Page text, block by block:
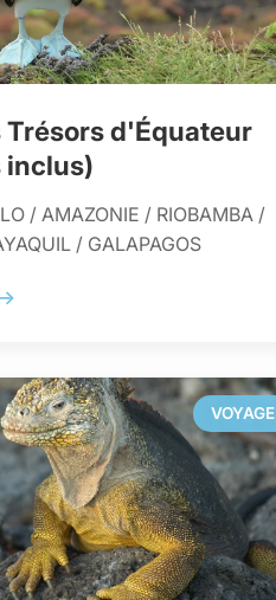
Trésors d'Équateur
inclus)
/ AMAZONIE / RIOBAMBA /
/ GALAPAGOS
VOYAGE